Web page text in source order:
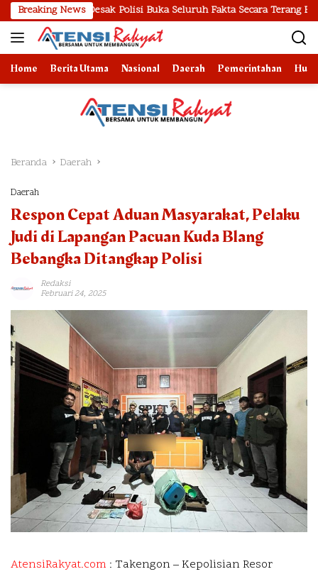
Langsung
ke
konten
Breaking News
Desak Polisi Buka Seluruh Fakta Secara Terang Benderang
Home Berita Utama Nasional Daerah Pemerintahan
Beranda Daerah
Daerah
Respon Cepat Aduan Masyarakat, Pelaku
Judi di Lapangan Pacuan Kuda Blang
Bebangka Ditangkap Polisi
Redaksi
Februari 24, 2025
AtensiRakyat.com : Takengon – Kepolisian Resor